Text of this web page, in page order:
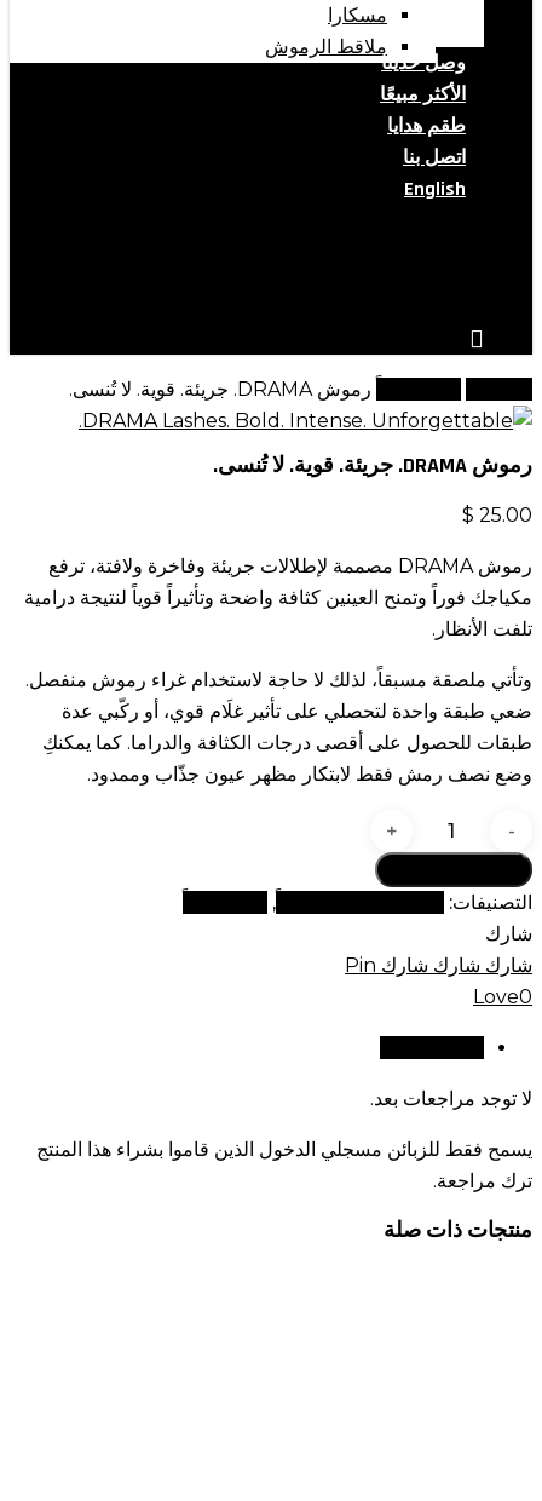
مسكارا
ملاقط الرموش
وصل حديثا
الأكثر مبيعًا
طقم هدايا
اتصل بنا
English
رموش DRAMA. جريئة. قوية. لا تُنسى.
رموش DRAMA. جريئة. قوية. لا تُنسى.
$ 25.00
رموش DRAMA مصممة لإطلالات جريئة وفاخرة ولافتة، ترفع
مكياجك فوراً وتمنح العينين كثافة واضحة وتأثيراً قوياً لنتيجة درامية
تلفت الأنظار.
وتأتي ملصقة مسبقاً، لذلك لا حاجة لاستخدام غراء رموش منفصل.
ضعي طبقة واحدة لتحصلي على تأثير غلَام قوي، أو ركّبي عدة
طبقات للحصول على أقصى درجات الكثافة والدراما. كما يمكنكِ
وضع نصف رمش فقط لابتكار مظهر عيون جذّاب وممدود.
كمية
رموش
DRAMA.
جريئة.
لا
تُنسى.
التصنيفات: ,
شارك
شارك شارك شارك Pin
Love0
لا توجد مراجعات بعد.
يسمح فقط للزبائن مسجلي الدخول الذين قاموا بشراء هذا المنتج
ترك مراجعة.
منتجات ذات صلة